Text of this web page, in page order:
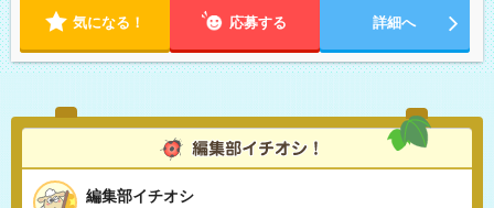
気になる！ 応募する 詳細へ
編集部イチオシ